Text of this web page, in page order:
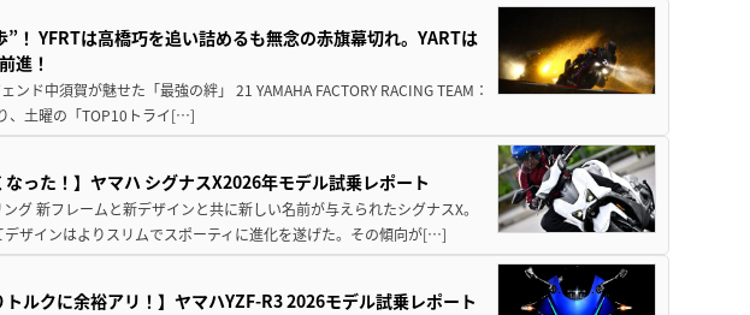
！ YFRTは高橋巧を追い詰めるも無念の赤旗幕切れ。YARTは
進！
ンド中須賀が魅せた「最強の絆」 21 YAMAHA FACTORY RACING TEAM：
、土曜の「TOP10トライ[…]
なった！】ヤマハ シグナスX2026年モデル試乗レポート
グ 新フレームと新デザインと共に新しい名前が与えられたシグナスX。
ザインはよりスリムでスポーティに進化を遂げた。その傾向が[…]
トルクに余裕アリ！】ヤマハYZF-R3 2026モデル試乗レポート